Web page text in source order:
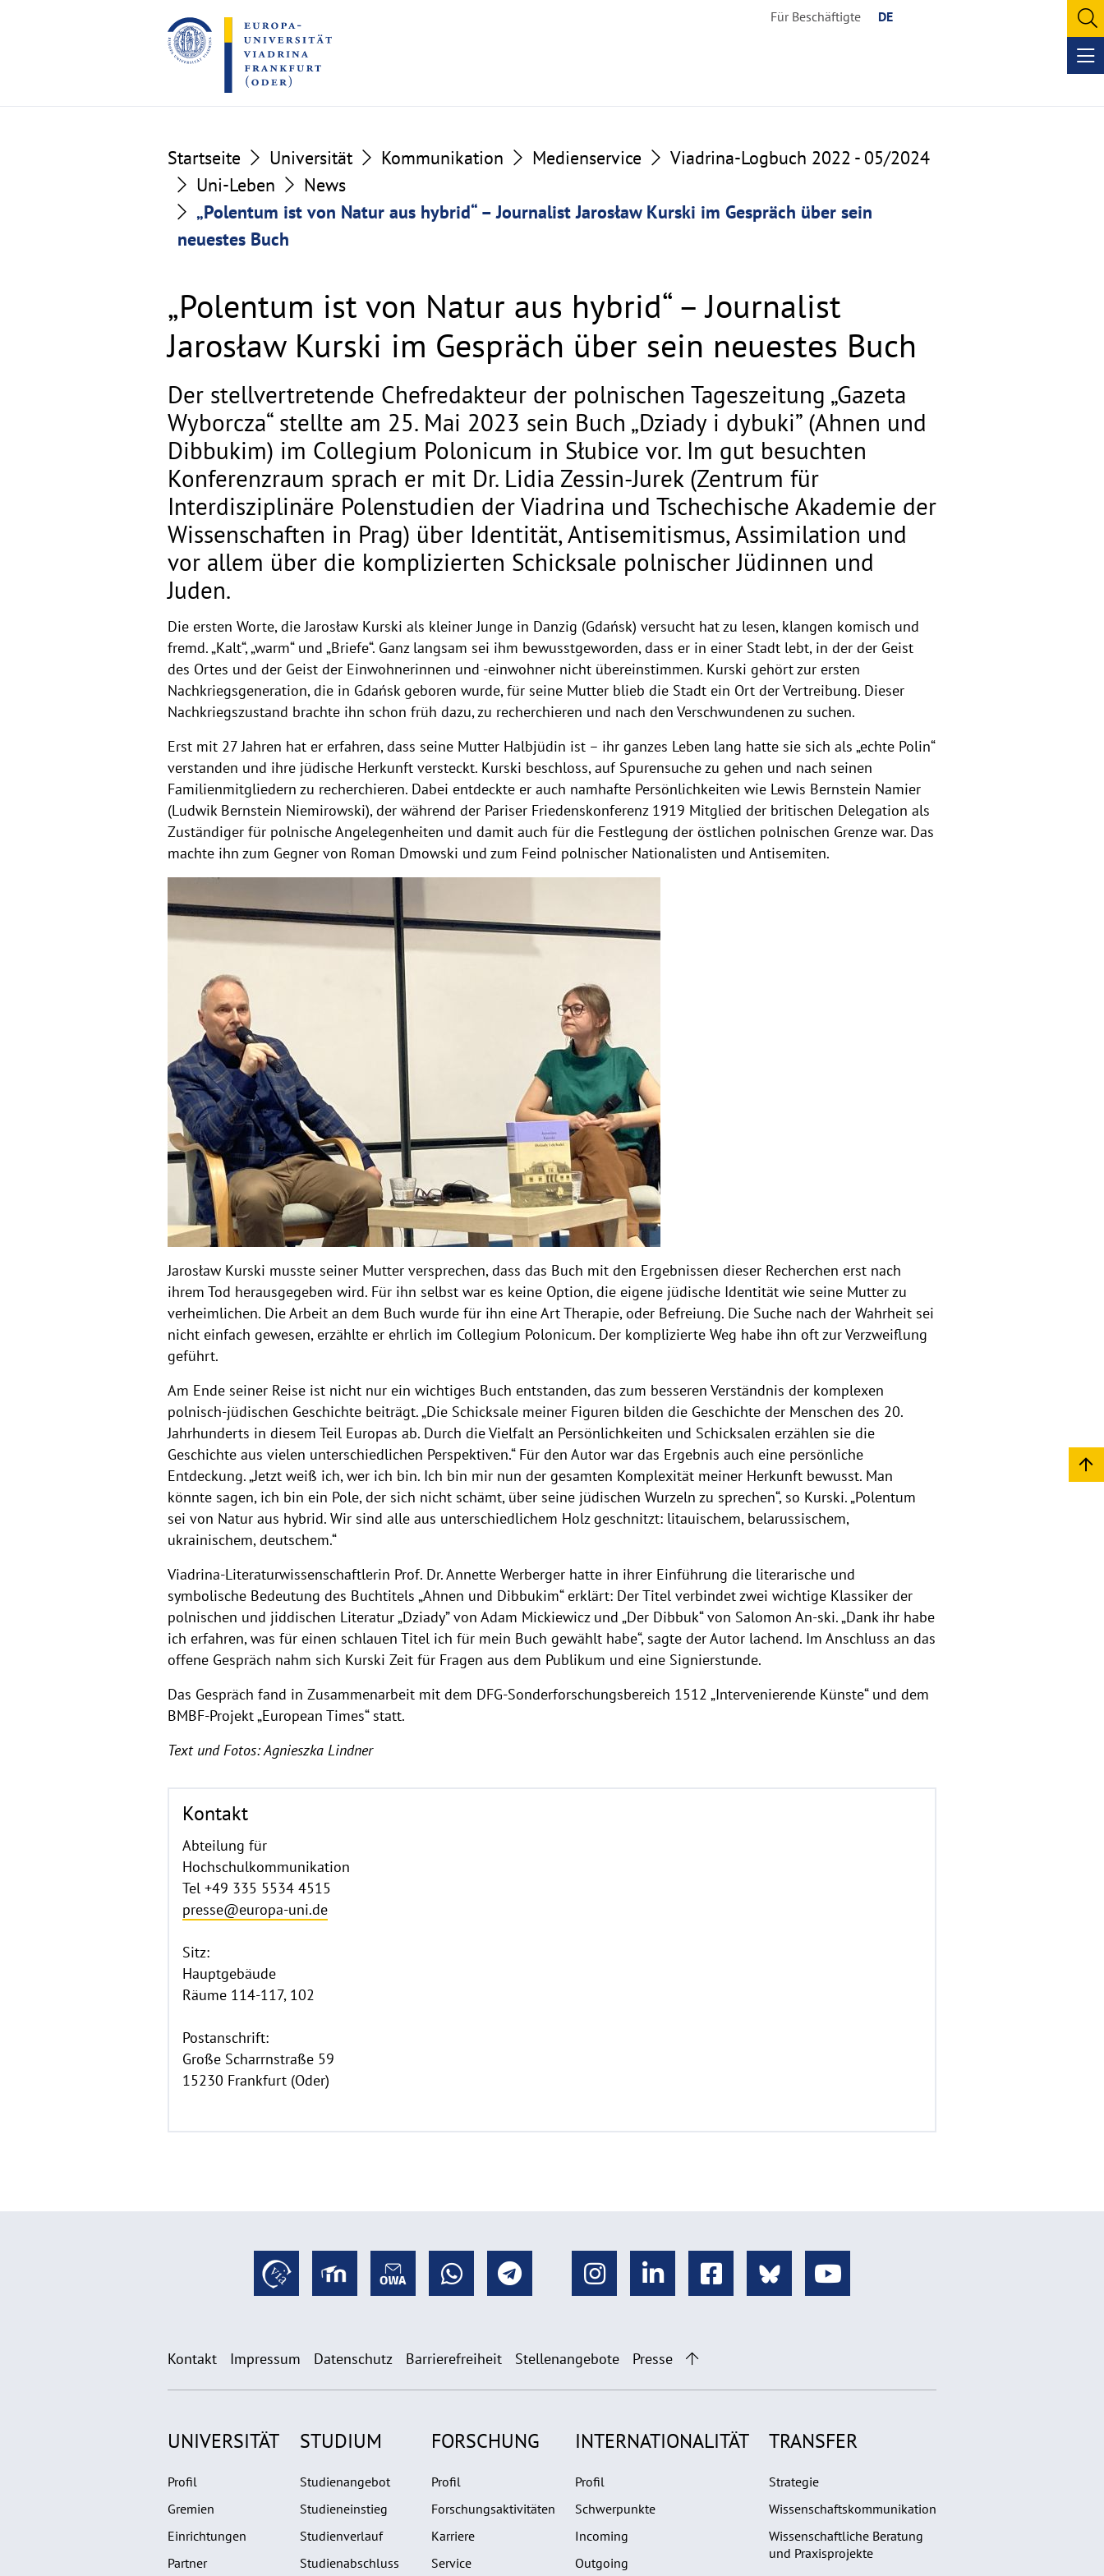
to
the
content
to
the
footer
Für Beschäftigte DE
Startseite Universität Kommunikation Medienservice
Viadrina-Logbuch 2022 - 05/2024
Uni-Leben
News
„Polentum ist von Natur aus hybrid“ – Journalist Jarosław Kurski im Gespräch über sein
neuestes Buch
„Polentum ist von Natur aus hybrid“ – Journalist
Jarosław Kurski im Gespräch über sein neuestes Buch
Der stellvertretende Chefredakteur der polnischen Tageszeitung „Gazeta
Wyborcza“ stellte am 25. Mai 2023 sein Buch „Dziady i dybuki” (Ahnen und
Dibbukim) im Collegium Polonicum in Słubice vor. Im gut besuchten
Konferenzraum sprach er mit Dr. Lidia Zessin-Jurek (Zentrum für
Interdisziplinäre Polenstudien der Viadrina und Tschechische Akademie der
Wissenschaften in Prag) über Identität, Antisemitismus, Assimilation und
vor allem über die komplizierten Schicksale polnischer Jüdinnen und
Juden.
Die ersten Worte, die Jarosław Kurski als kleiner Junge in Danzig (Gdańsk) versucht hat zu lesen, klangen komisch und
fremd. „Kalt“, „warm“ und „Briefe“. Ganz langsam sei ihm bewusstgeworden, dass er in einer Stadt lebt, in der der Geist
des Ortes und der Geist der Einwohnerinnen und -einwohner nicht übereinstimmen. Kurski gehört zur ersten
Nachkriegsgeneration, die in Gdańsk geboren wurde, für seine Mutter blieb die Stadt ein Ort der Vertreibung. Dieser
Nachkriegszustand brachte ihn schon früh dazu, zu recherchieren und nach den Verschwundenen zu suchen.
Erst mit 27 Jahren hat er erfahren, dass seine Mutter Halbjüdin ist – ihr ganzes Leben lang hatte sie sich als „echte Polin“
verstanden und ihre jüdische Herkunft versteckt. Kurski beschloss, auf Spurensuche zu gehen und nach seinen
Familienmitgliedern zu recherchieren. Dabei entdeckte er auch namhafte Persönlichkeiten wie Lewis Bernstein Namier
(Ludwik Bernstein Niemirowski), der während der Pariser Friedenskonferenz 1919 Mitglied der britischen Delegation als
Zuständiger für polnische Angelegenheiten und damit auch für die Festlegung der östlichen polnischen Grenze war. Das
machte ihn zum Gegner von Roman Dmowski und zum Feind polnischer Nationalisten und Antisemiten.
Jarosław Kurski musste seiner Mutter versprechen, dass das Buch mit den Ergebnissen dieser Recherchen erst nach
ihrem Tod herausgegeben wird. Für ihn selbst war es keine Option, die eigene jüdische Identität wie seine Mutter zu
verheimlichen. Die Arbeit an dem Buch wurde für ihn eine Art Therapie, oder Befreiung. Die Suche nach der Wahrheit sei
nicht einfach gewesen, erzählte er ehrlich im Collegium Polonicum. Der komplizierte Weg habe ihn oft zur Verzweiflung
geführt.
Am Ende seiner Reise ist nicht nur ein wichtiges Buch entstanden, das zum besseren Verständnis der komplexen
polnisch-jüdischen Geschichte beiträgt. „Die Schicksale meiner Figuren bilden die Geschichte der Menschen des 20.
Jahrhunderts in diesem Teil Europas ab. Durch die Vielfalt an Persönlichkeiten und Schicksalen erzählen sie die
Geschichte aus vielen unterschiedlichen Perspektiven.“ Für den Autor war das Ergebnis auch eine persönliche
Entdeckung. „Jetzt weiß ich, wer ich bin. Ich bin mir nun der gesamten Komplexität meiner Herkunft bewusst. Man
könnte sagen, ich bin ein Pole, der sich nicht schämt, über seine jüdischen Wurzeln zu sprechen“, so Kurski. „Polentum
sei von Natur aus hybrid. Wir sind alle aus unterschiedlichem Holz geschnitzt: litauischem, belarussischem,
ukrainischem, deutschem.“
Viadrina-Literaturwissenschaftlerin Prof. Dr. Annette Werberger hatte in ihrer Einführung die literarische und
symbolische Bedeutung des Buchtitels „Ahnen und Dibbukim“ erklärt: Der Titel verbindet zwei wichtige Klassiker der
polnischen und jiddischen Literatur „Dziady” von Adam Mickiewicz und „Der Dibbuk“ von Salomon An-ski. „Dank ihr habe
ich erfahren, was für einen schlauen Titel ich für mein Buch gewählt habe“, sagte der Autor lachend. Im Anschluss an das
offene Gespräch nahm sich Kurski Zeit für Fragen aus dem Publikum und eine Signierstunde.
Das Gespräch fand in Zusammenarbeit mit dem DFG-Sonderforschungsbereich 1512 „Intervenierende Künste“ und dem
BMBF-Projekt „European Times“ statt.
Text und Fotos: Agnieszka Lindner
Kontakt
Abteilung für
Hochschulkommunikation
Tel +49 335 5534 4515
presse@europa-uni.de
Sitz:
Hauptgebäude
Räume 114-117, 102
Postanschrift:
Große Scharrnstraße 59
15230 Frankfurt (Oder)
Kontakt Impressum Datenschutz Barrierefreiheit Stellenangebote Presse
UNIVERSITÄT
Profil
Gremien
Einrichtungen
Partner
STUDIUM
Studienangebot
Studieneinstieg
Studienverlauf
Studienabschluss
FORSCHUNG
Profil
Forschungsaktivitäten
Karriere
Service
INTERNATIONALITÄT
Profil
Schwerpunkte
Incoming
Outgoing
TRANSFER
Strategie
Wissenschaftskommunikation
Wissenschaftliche Beratung
und Praxisprojekte